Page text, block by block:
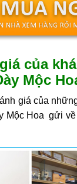
của
Mộc
giá của
Mộc Hoa gửi